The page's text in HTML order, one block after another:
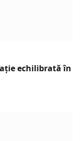
echilibrată în